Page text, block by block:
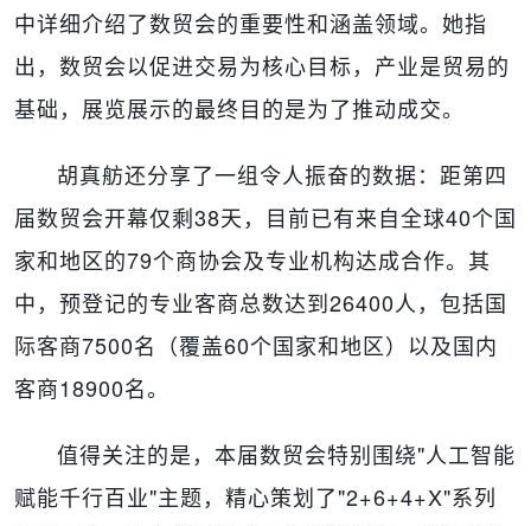
中详细介绍了数贸会的重要性和涵盖领域。她指
出，数贸会以促进交易为核心目标，产业是贸易的
基础，展览展示的最终目的是为了推动成交。
胡真舫还分享了一组令人振奋的数据：距第四
届数贸会开幕仅剩38天，目前已有来自全球40个国
家和地区的79个商协会及专业机构达成合作。其
中，预登记的专业客商总数达到26400人，包括国
际客商7500名（覆盖60个国家和地区）以及国内
客商18900名。
值得关注的是，本届数贸会特别围绕"人工智能
赋能千行百业"主题，精心策划了"2+6+4+X"系列